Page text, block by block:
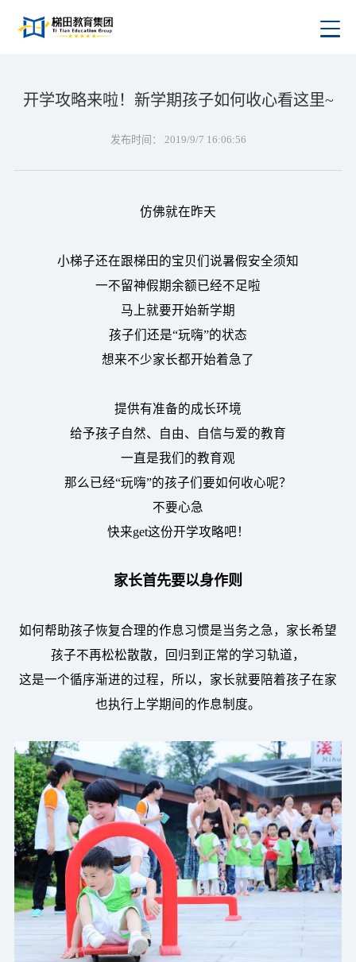
开学攻略来啦！新学期孩子如何收心看这里~
发布时间： 2019/9/7 16:06:56
仿佛就在昨天
小梯子还在跟梯田的宝贝们说暑假安全须知
一不留神假期余额已经不足啦
马上就要开始新学期
孩子们还是“玩嗨”的状态
想来不少家长都开始着急了
提供有准备的成长环境
给予孩子自然、自由、自信与爱的教育
一直是我们的教育观
那么已经“玩嗨”的孩子们要如何收心呢？
不要心急
快来get这份开学攻略吧！
家长首先要以身作则
如何帮助孩子恢复合理的作息习惯是当务之急，家长希望
孩子不再松松散散，回归到正常的学习轨道，
这是一个循序渐进的过程，所以，家长就要陪着孩子在家
也执行上学期间的作息制度。